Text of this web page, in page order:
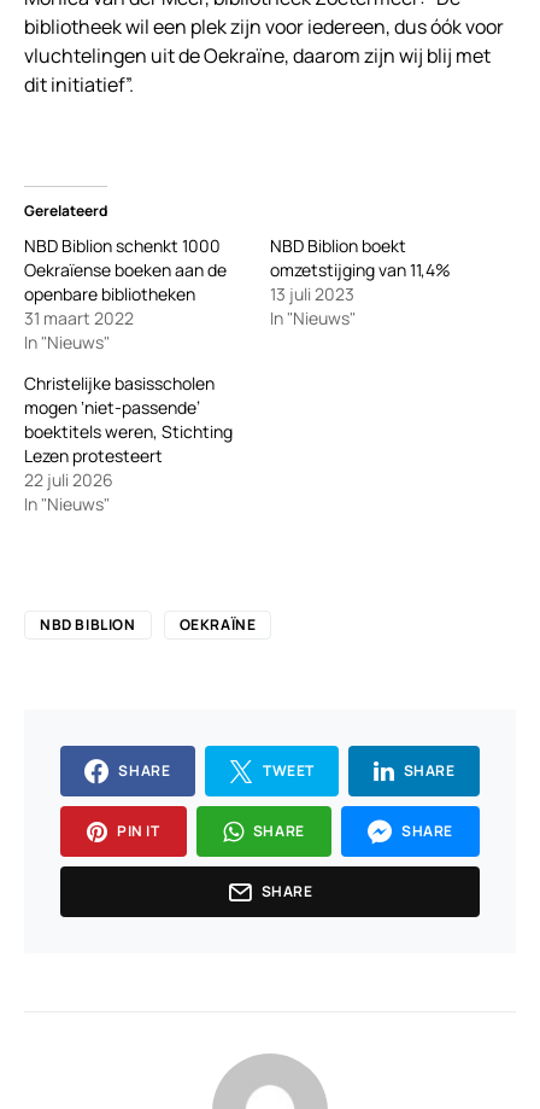
bibliotheek wil een plek zijn voor iedereen, dus óók voor
vluchtelingen uit de Oekraïne, daarom zijn wij blij met
dit initiatief”.
Gerelateerd
NBD Biblion schenkt 1000
Oekraïense boeken aan de
openbare bibliotheken
31 maart 2022
In "Nieuws"
NBD Biblion boekt
omzetstijging van 11,4%
13 juli 2023
In "Nieuws"
Christelijke basisscholen
mogen ‘niet-passende’
boektitels weren, Stichting
Lezen protesteert
22 juli 2026
In "Nieuws"
NBD BIBLION OEKRAÏNE
SHARE TWEET SHARE
PIN IT SHARE SHARE
SHARE